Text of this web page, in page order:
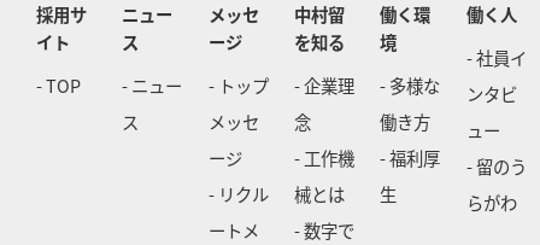
採用サ
イト
- TOP
ニュー
ス
- ニュー
ス
メッセ
ージ
- トップ
メッセ
ージ
- リクル
ートメ
中村留
を知る
- 企業理
念
- 工作機
械とは
- 数字で
働く環
境
- 多様な
働き方
- 福利厚
生
働く人
- 社員イ
ンタビ
ュー
- 留のう
らがわ